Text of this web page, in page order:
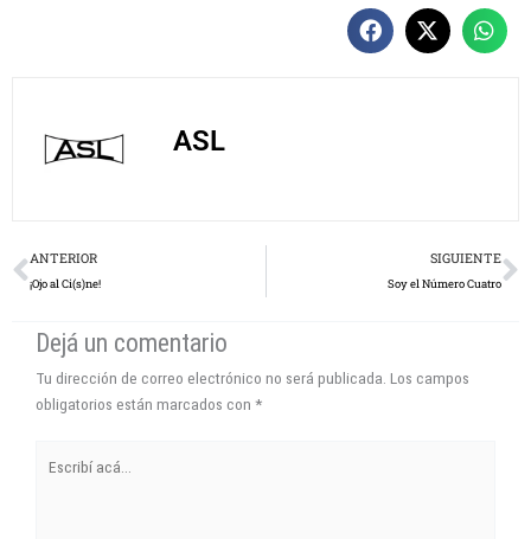
ASL
Prev
ANTERIOR
¡Ojo al Ci(s)ne!
SIGUIENTE
Soy el Número Cuatro
Dejá un comentario
Tu dirección de correo electrónico no será publicada. Los campos
obligatorios están marcados con *
acá...